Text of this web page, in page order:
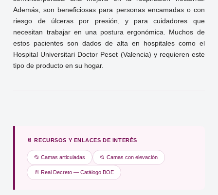
Además, son beneficiosas para personas encamadas o con
riesgo de úlceras por presión, y para cuidadores que
necesitan trabajar en una postura ergonómica. Muchos de
estos pacientes son dados de alta en hospitales como el
Hospital Universitari Doctor Peset (Valencia) y requieren este
tipo de producto en su hogar.
📎 RECURSOS Y ENLACES DE INTERÉS
📂 Camas articuladas 📂 Camas con elevación
📄 Real Decreto — Catálogo BOE